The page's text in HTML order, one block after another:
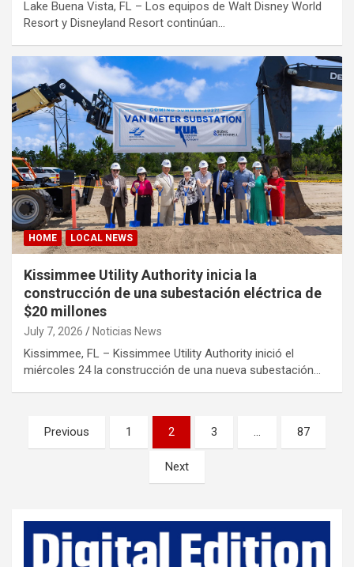
Lake Buena Vista, FL – Los equipos de Walt Disney World
Resort y Disneyland Resort continúan…
HOME LOCAL NEWS
Kissimmee Utility Authority inicia la
construcción de una subestación eléctrica de
$20 millones
July 7, 2026 Noticias News
Kissimmee, FL – Kissimmee Utility Authority inició el
miércoles 24 la construcción de una nueva subestación…
Previous 1 2 3 … 87
Next